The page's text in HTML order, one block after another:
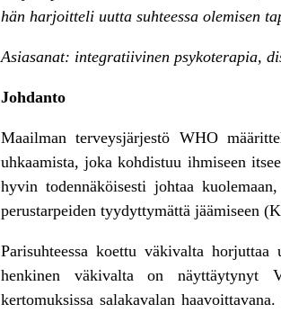
hän harjoitteli uutta suhteessa olemisen
Asiasanat: integratiivinen psykoterapia,
Johdanto
Maailman terveysjärjestö WHO
uhkaamista, joka kohdistuu ihmiseen
hyvin todennäköisesti johtaa
perustarpeiden tyydyttymättä jäämiseen
Parisuhteessa koettu väkivalta
henkinen väkivalta on näyttäytynyt
kertomuksissa salakavalan